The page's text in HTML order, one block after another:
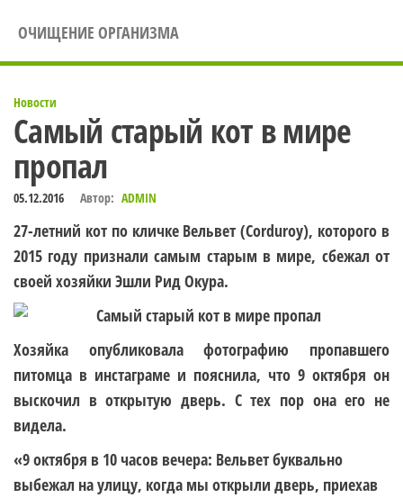
ОЧИЩЕНИЕ ОРГАНИЗМА
Новости
Самый старый кот в мире
пропал
05.12.2016 Автор: ADMIN
27-летний кот по кличке Вельвет (Corduroy), которого в
2015 году признали самым старым в мире, сбежал от
своей хозяйки Эшли Рид Окура.
Хозяйка опубликовала фотографию пропавшего
питомца в инстаграме и пояснила, что 9 октября он
выскочил в открытую дверь. С тех пор она его не
видела.
«9 октября в 10 часов вечера: Вельвет буквально
выбежал на улицу, когда мы открыли дверь, приехав